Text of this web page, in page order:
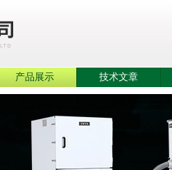
产品展示 技术文章